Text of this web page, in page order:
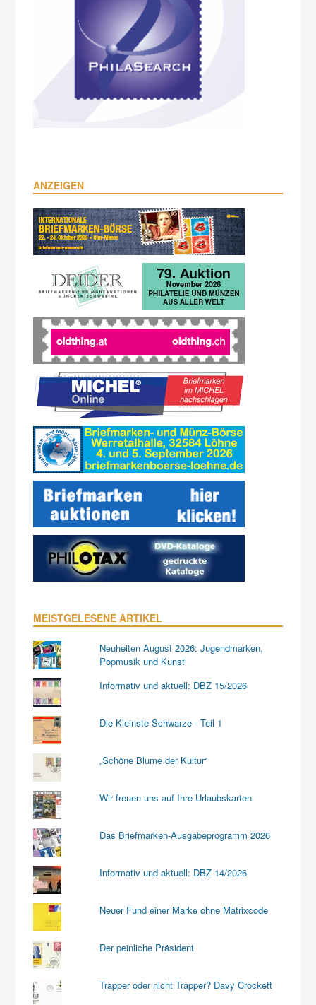
ANZEIGEN
MEISTGELESENE ARTIKEL
Neuheiten August 2026: Jugendmarken,
Popmusik und Kunst
Informativ und aktuell: DBZ 15/2026
Die Kleinste Schwarze - Teil 1
„Schöne Blume der Kultur“
Wir freuen uns auf Ihre Urlaubskarten
Das Briefmarken-Ausgabeprogramm 2026
Informativ und aktuell: DBZ 14/2026
Neuer Fund einer Marke ohne Matrixcode
Der peinliche Präsident
Trapper oder nicht Trapper? Davy Crockett